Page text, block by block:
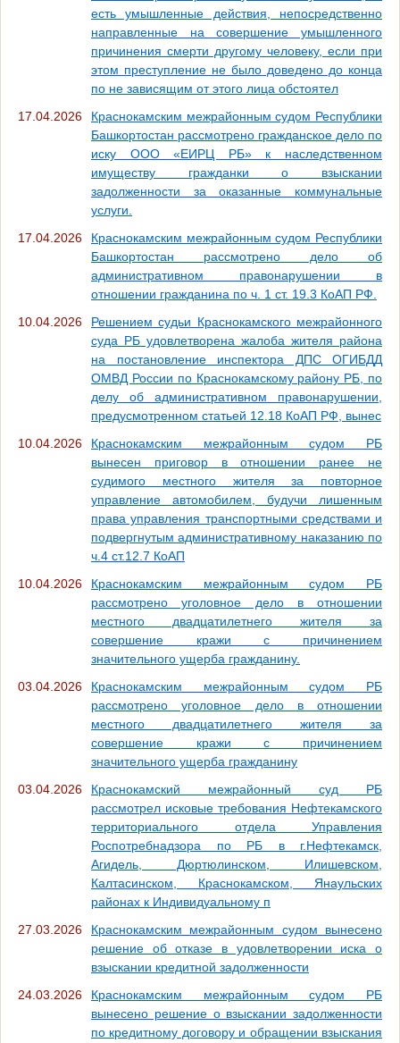
есть умышленные действия, непосредственно
направленные на совершение умышленного
причинения смерти другому человеку, если при
этом преступление не было доведено до конца
по не зависящим от этого лица обстоятел
17.04.2026
Краснокамским межрайонным судом Республики
Башкортостан рассмотрено гражданское дело по
иску ООО «ЕИРЦ РБ» к наследственном
имуществу гражданки о взыскании
задолженности за оказанные коммунальные
услуги.
17.04.2026
Краснокамским межрайонным судом Республики
Башкортостан рассмотрено дело об
административном правонарушении в
отношении гражданина по ч. 1 ст. 19.3 КоАП РФ.
10.04.2026
Решением судьи Краснокамского межрайонного
суда РБ удовлетворена жалоба жителя района
на постановление инспектора ДПС ОГИБДД
ОМВД России по Краснокамскому району РБ, по
делу об административном правонарушении,
предусмотренном статьей 12.18 КоАП РФ, вынес
10.04.2026
Краснокамским межрайонным судом РБ
вынесен приговор в отношении ранее не
судимого местного жителя за повторное
управление автомобилем, будучи лишенным
права управления транспортными средствами и
подвергнутым административному наказанию по
ч.4 ст.12.7 КоАП
10.04.2026
Краснокамским межрайонным судом РБ
рассмотрено уголовное дело в отношении
местного двадцатилетнего жителя за
совершение кражи с причинением
значительного ущерба гражданину.
03.04.2026
Краснокамским межрайонным судом РБ
рассмотрено уголовное дело в отношении
местного двадцатилетнего жителя за
совершение кражи с причинением
значительного ущерба гражданину
03.04.2026
Краснокамский межрайонный суд РБ
рассмотрел исковые требования Нефтекамского
территориального отдела Управления
Роспотребнадзора по РБ в г.Нефтекамск,
Агидель, Дюртюлинском, Илишевском,
Калтасинском, Краснокамском, Янаульских
районах к Индивидуальному п
27.03.2026
Краснокамским межрайонным судом вынесено
решение об отказе в удовлетворении иска о
взыскании кредитной задолженности
24.03.2026
Краснокамским межрайонным судом РБ
вынесено решение о взыскании задолженности
по кредитному договору и обращении взыскания